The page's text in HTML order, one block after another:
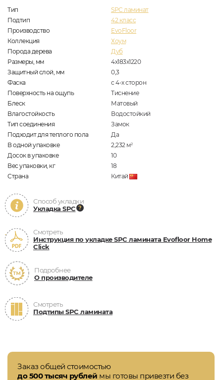
Тип
SPC ламинат
Подтип
42 класс
Производство
EvoFloor
Коллекция
Хоум
Порода дерева
Дуб
Размеры, мм
4х183х1220
Защитный слой, мм
0,3
Фаска
с 4-х сторон
Поверхность на ощупь
Тиснение
Блеск
Матовый
Влагостойкость
Водостойкий
Тип соединения
Замок
Подходит для теплого пола
Да
В одной упаковке
2,232 м2
Досок в упаковке
10
Вес упаковки, кг
18
Страна
Китай
Способ укладки
Укладка SPC
Смотреть
Инструкция по укладке SPC ламината Evofloor Home
Click
Подробнее
О производителе
Смотреть
Подтипы SPC ламината
Заказ общей стоимостью
до 500 тысяч рублей мы готовы привезти без